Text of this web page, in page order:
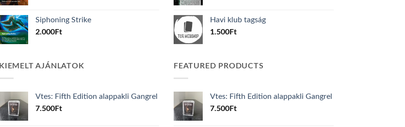
Siphoning Strike
2.000Ft
600Ft.100Ft.
Havi klub tagság
1.500Ft
KIEMELT AJÁNLATOK
Vtes: Fifth Edition alappakli Gangrel
7.500Ft
FEATURED PRODUCTS
Vtes: Fifth Edition alappakli Gangrel
7.500Ft